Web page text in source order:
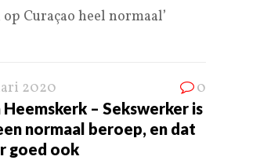
Curaçao heel normaal’
2020 0
Heemskerk – Sekswerker is
normaal beroep, en dat
goed ook